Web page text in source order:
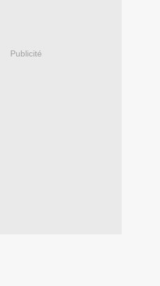
Publicité